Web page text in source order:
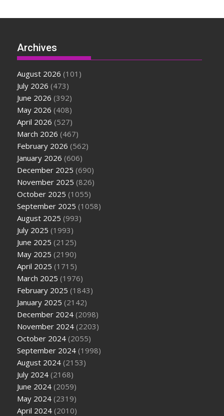
Archives
August 2026 (101)
July 2026 (473)
June 2026 (392)
May 2026 (408)
April 2026 (527)
March 2026 (467)
February 2026 (562)
January 2026 (606)
December 2025 (690)
November 2025 (826)
October 2025 (1055)
September 2025 (1058)
August 2025 (993)
July 2025 (1993)
June 2025 (2125)
May 2025 (2190)
April 2025 (1715)
March 2025 (1976)
February 2025 (1843)
January 2025 (2142)
December 2024 (2098)
November 2024 (2203)
October 2024 (2055)
September 2024 (1998)
August 2024 (2153)
July 2024 (2168)
June 2024 (2059)
May 2024 (2319)
April 2024 (2010)